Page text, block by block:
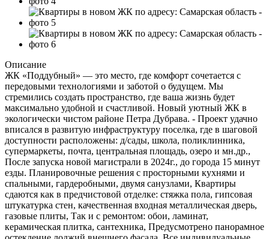
Описание
ЖК «Поддубный» — это место, где комфорт сочетается с
передовыми технологиями и заботой о будущем. Мы
стремились создать пространство, где ваша жизнь будет
максимально удобной и счастливой. Новый уютный ЖК в
экологически чистом районе Петра Дубрава. - Проект удачно
вписался в развитую инфраструктуру поселка, где в шаговой
доступности расположены: д/сады, школа, поликлинника,
супермаркеты, почта, центральная площадь, озеро и мн.др.,
После запуска новой магистрали в 2024г., до города 15 минут
езды. Планировочные решения с просторными кухнями и
спальными, гардеробными, двумя санузлами, Квартиры
сдаются как в предчистовой отделке: стяжка пола, гипсовая
штукатурка стен, качественная входная металлическая дверь,
газовые плиты, Так и с ремонтом: обои, ламинат,
керамическая плитка, сантехника, Предусмотрено панорамное